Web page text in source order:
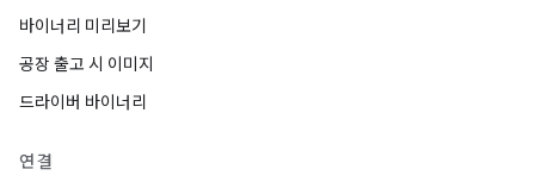
바이너리 미리보기
공장 출고 시 이미지
드라이버 바이너리
연결